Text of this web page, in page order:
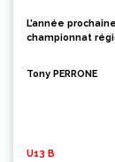
L’année
championnat
Tony PERRONE
U13 B